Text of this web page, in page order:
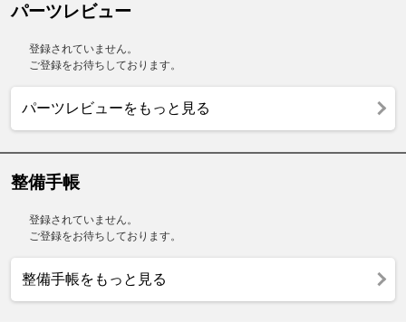
パーツレビュー
登録されていません。
ご登録をお待ちしております。
パーツレビューをもっと見る
整備手帳
登録されていません。
ご登録をお待ちしております。
整備手帳をもっと見る